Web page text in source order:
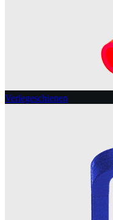
Verlegeschienen